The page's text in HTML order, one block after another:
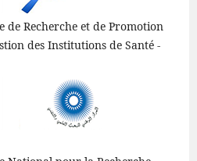
de Recherche et de Promotion
des Institutions de Santé -